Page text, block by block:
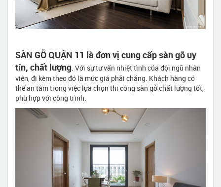
SÀN GỖ QUẬN 11 là đơn vị cung cấp sàn gỗ uy
tín, chất lượng. Với sự tư vấn nhiệt tình của đội ngũ nhân
viên, đi kèm theo đó là mức giá phải chăng. Khách hàng có
thể an tâm trong việc lựa chọn thi công sàn gỗ chất lượng tốt,
phù hợp với công trình.